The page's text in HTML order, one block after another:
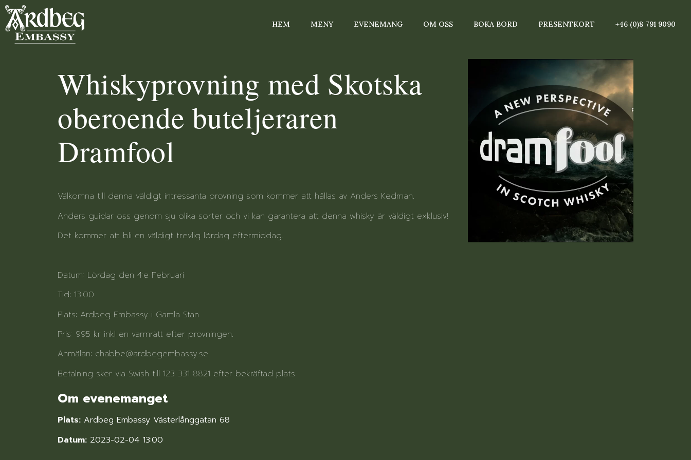
HEM MENY EVENEMANG OM OSS BOKA BORD PRESENTKORT +46 (0)8 791 9090
Whiskyprovning med Skotska
oberoende buteljeraren
Dramfool
Välkomna till denna väldigt intressanta provning som kommer att hållas av Anders Kedman.
Anders guidar oss genom sju olika sorter och vi kan garantera att denna whisky är väldigt exklusiv!
Det kommer att bli en väldigt trevlig lördag eftermiddag.
Datum: Lördag den 4:e Februari
Tid: 13:00
Plats: Ardbeg Embassy i Gamla Stan
Pris: 995 kr inkl en varmrätt efter provningen.
Anmälan: chabbe@ardbegembassy.se
Betalning sker via Swish till 123 331 8821 efter bekräftad plats
Om evenemanget
Plats: Ardbeg Embassy Västerlånggatan 68
Datum: 2023-02-04 13:00